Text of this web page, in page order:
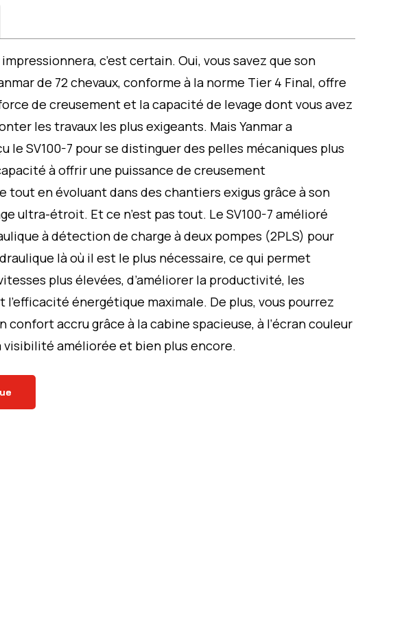
impressionnera, c’est certain. Oui, vous savez que son
de 72 chevaux, conforme à la norme Tier 4 Final, offre
de creusement et la capacité de levage dont vous avez
les travaux les plus exigeants. Mais Yanmar a
le SV100-7 pour se distinguer des pelles mécaniques plus
à offrir une puissance de creusement
tout en évoluant dans des chantiers exigus grâce à son
ultra-étroit. Et ce n’est pas tout. Le SV100-7 amélioré
à détection de charge à deux pompes (2PLS) pour
là où il est le plus nécessaire, ce qui permet
plus élevées, d’améliorer la productivité, les
l’efficacité énergétique maximale. De plus, vous pourrez
confort accru grâce à la cabine spacieuse, à l’écran couleur
visibilité améliorée et bien plus encore.